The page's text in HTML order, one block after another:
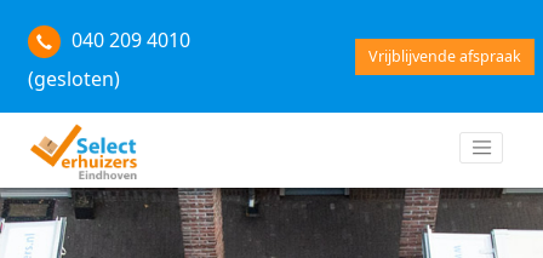
040 209 4010
(gesloten)
Vrijblijvende afspraak